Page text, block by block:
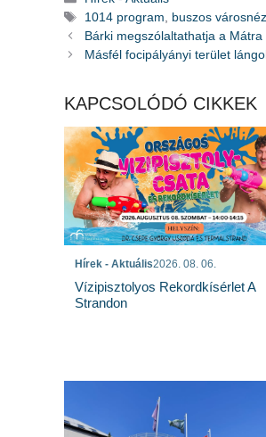
Címkék
1014 program, buszos
Bárki megszólaltathatja a Mátra
Másfél focipályányi terület
KAPCSOLÓDÓ CIKKEK
Hírek - Aktuális2026. 08. 06.
Vízipisztolyos Rekordkísérlet A
Strandon